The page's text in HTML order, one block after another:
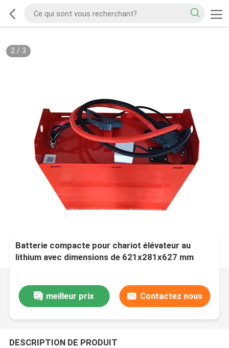
2/ 3
Batterie compacte pour chariot élévateur au
lithium avec dimensions de 621x281x627 mm
meilleur prix Contactez nous
DESCRIPTION DE PRODUIT